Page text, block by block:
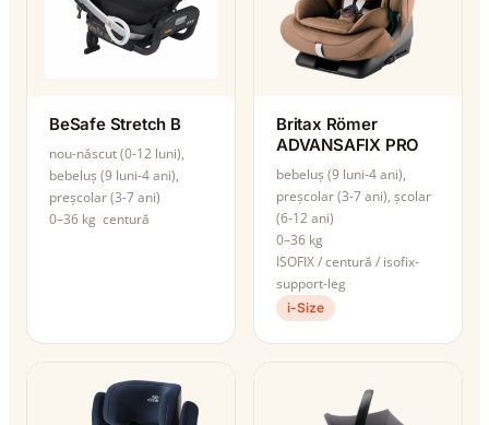
BeSafe Stretch B
nou-născut (0-12 luni),
bebeluș (9 luni-4 ani),
preșcolar (3-7 ani)
0–36 kg centură
Britax Römer
ADVANSAFIX PRO
bebeluș (9 luni-4 ani),
preșcolar (3-7 ani), școlar
(6-12 ani)
0–36 kg
ISOFIX / centură / isofix-
support-leg
i-Size